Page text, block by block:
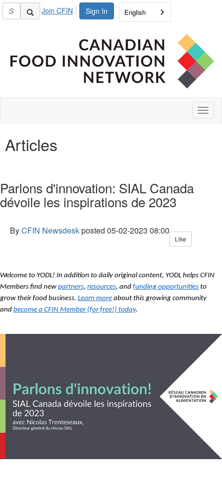
Sign In
Join CFIN English
Articles
Parlons d'innovation: SIAL Canada
dévoile les inspirations de 2023
ByCFIN Newsdeskposted 05-02-2023 08:00
Like
Welcome to YODL! In addition to daily original content, YODL helps CFIN
Members find new partners, resources, and funding opportunities to
grow their food business. Learn more about this growing community
and become a CFIN Member (for free!) today.